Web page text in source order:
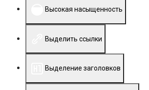
Высокая насыщенность
Выделить ссылки
Выделение заголовков